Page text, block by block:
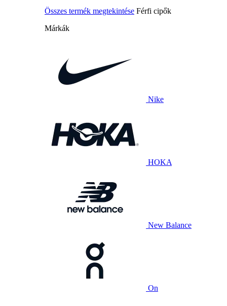
Összes termék megtekintése Férfi cipők
Márkák
Nike
HOKA
New Balance
On